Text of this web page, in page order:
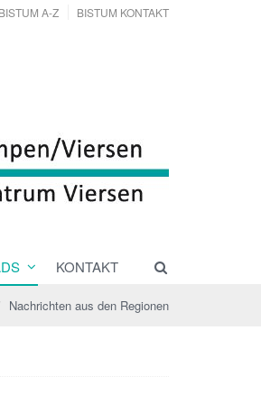
BISTUM A-Z BISTUM KONTAKT
KONTAKT
Nachrichten aus den Regionen